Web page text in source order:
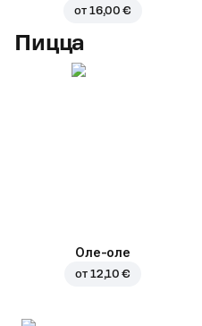
от 16,00 €
Пицца
Оле-оле
от 12,10 €